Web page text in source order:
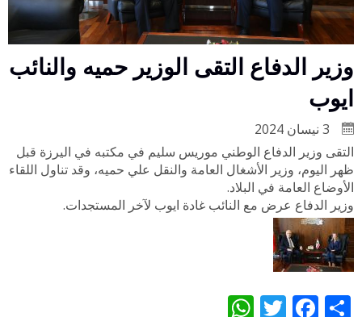
وزير الدفاع التقى الوزير حميه والنائب
ايوب
التقى وزير الدفاع الوطني موريس سليم في مكتبه في اليرزة قبل
ظهر اليوم، وزير الأشغال العامة والنقل علي حميه، وقد تناول اللقاء
الأوضاع العامة في البلاد.
وزير الدفاع عرض مع النائب غادة ايوب لآخر المستجدات.
Share
Facebook
Twitter